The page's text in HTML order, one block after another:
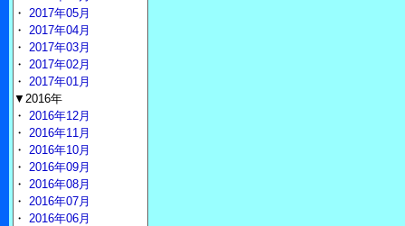
・ 2017年05月
・ 2017年04月
・ 2017年03月
・ 2017年02月
・ 2017年01月
▼2016年
・ 2016年12月
・ 2016年11月
・ 2016年10月
・ 2016年09月
・ 2016年08月
・ 2016年07月
・ 2016年06月